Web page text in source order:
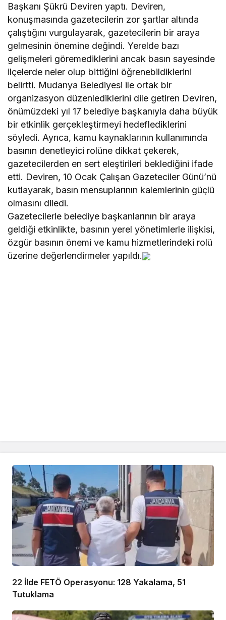
Başkanı Şükrü Deviren yaptı. Deviren,
konuşmasında gazetecilerin zor şartlar altında
çalıştığını vurgulayarak, gazetecilerin bir araya
gelmesinin önemine değindi. Yerelde bazı
gelişmeleri göremediklerini ancak basın sayesinde
ilçelerde neler olup bittiğini öğrenebildiklerini
belirtti. Mudanya Belediyesi ile ortak bir
organizasyon düzenlediklerini dile getiren Deviren,
önümüzdeki yıl 17 belediye başkanıyla daha büyük
bir etkinlik gerçekleştirmeyi hedeflediklerini
söyledi. Ayrıca, kamu kaynaklarının kullanımında
basının denetleyici rolüne dikkat çekerek,
gazetecilerden en sert eleştirileri beklediğini ifade
etti. Deviren, 10 Ocak Çalışan Gazeteciler Günü’nü
kutlayarak, basın mensuplarının kalemlerinin güçlü
olmasını diledi.
Gazetecilerle belediye başkanlarının bir araya
geldiği etkinlikte, basının yerel yönetimlerle ilişkisi,
özgür basının önemi ve kamu hizmetlerindeki rolü
üzerine değerlendirmeler yapıldı.
22 İlde FETÖ Operasyonu: 128 Yakalama, 51
Tutuklama